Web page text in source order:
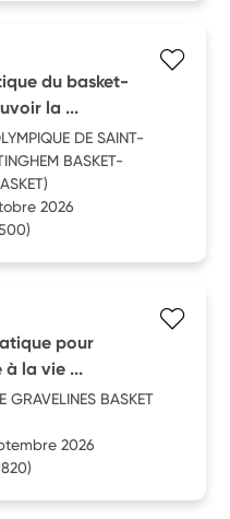
du basket-
la ...
DE SAINT-
BASKET-
2026
pour
la vie ...
GRAVELINES BASKET
2026